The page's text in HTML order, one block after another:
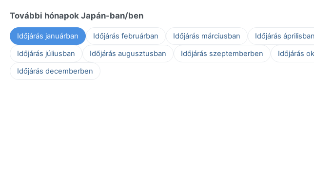
További hónapok Japán-ban/ben
Időjárás januárban Időjárás februárban Időjárás márciusban Időjárás áprilisban
Időjárás júliusban
Időjárás augusztusban Időjárás szeptemberben Időjárás
Időjárás decemberben